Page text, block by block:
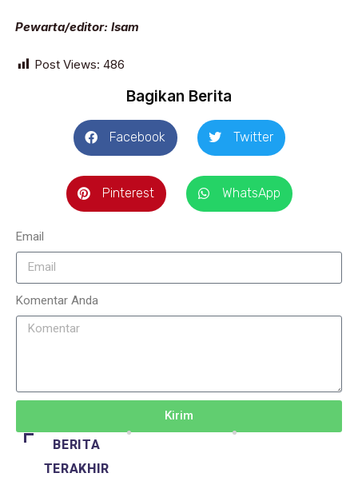
Pewarta/editor: Isam
Post Views: 486
Bagikan Berita
Facebook Twitter
Pinterest WhatsApp
Email
Komentar Anda
Kirim
BERITA
TERAKHIR